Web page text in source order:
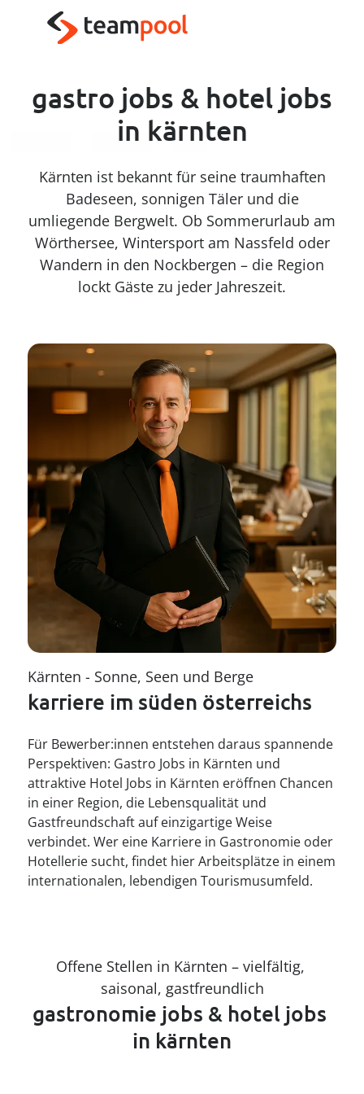
----
----
----
----
gastro jobs & hotel jobs
in kärnten
Kärnten ist bekannt für seine traumhaften
Badeseen, sonnigen Täler und die
umliegende Bergwelt. Ob Sommerurlaub am
Wörthersee, Wintersport am Nassfeld oder
Wandern in den Nockbergen – die Region
lockt Gäste zu jeder Jahreszeit.
Kärnten - Sonne, Seen und Berge
karriere im süden österreichs
Für Bewerber:innen entstehen daraus spannende
Perspektiven: Gastro Jobs in Kärnten und
attraktive Hotel Jobs in Kärnten eröffnen Chancen
in einer Region, die Lebensqualität und
Gastfreundschaft auf einzigartige Weise
verbindet. Wer eine Karriere in Gastronomie oder
Hotellerie sucht, findet hier Arbeitsplätze in einem
internationalen, lebendigen Tourismusumfeld.
Offene Stellen in Kärnten – vielfältig,
saisonal, gastfreundlich
gastronomie jobs & hotel jobs
in kärnten